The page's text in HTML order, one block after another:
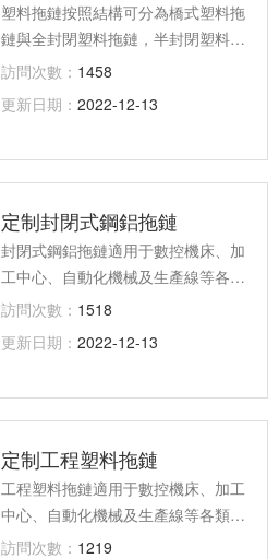
塑料拖鏈按照結構可分為橋式塑料拖
鏈與全封閉塑料拖鏈，半封閉塑料拖
鏈；按照型號分為小型拖鏈、一般型
為普通拖鏈與拖鏈；按照形式可分為
訪問次數： 1458
更新日期：2022-12-13
定制封閉式鋼鋁拖鏈
封閉式鋼鋁拖鏈適用于數控機床、加
工中心、自動化機械及生產線等各類
機床、機器人、運輸機械、測量儀
電線、電纜液、氣軟管的防護裝置，
液、氣軟管的使用壽命，降低消耗
訪問次數： 1518
更新日期：2022-12-13
定制工程塑料拖鏈
工程塑料拖鏈適用于數控機床、加工
中心、自動化機械及生產線等各類機
床、機器人、運輸機械、測量儀器、
訪問次數： 1219